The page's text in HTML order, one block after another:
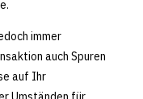
immer
auch Spuren
auf Ihr